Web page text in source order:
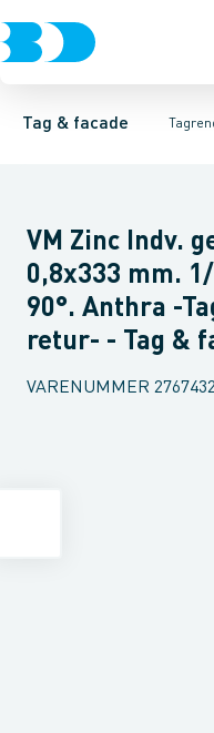
Tag & facade
TagrenderPlader, coils &
Zink tagrender Plast
TagrenderNedløbsrør
VM Zinc Indv.
0,8x333 mm.
90°. Anthra -
retur- - Tag &
VARENUMMER